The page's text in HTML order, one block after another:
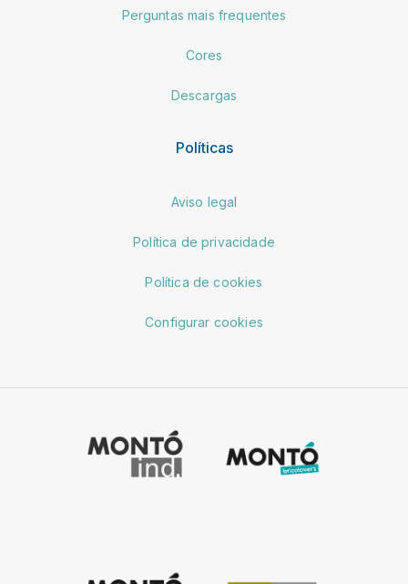
Perguntas mais frequentes
Cores
Descargas
Políticas
Aviso legal
Política de privacidade
Política de cookies
Configurar cookies